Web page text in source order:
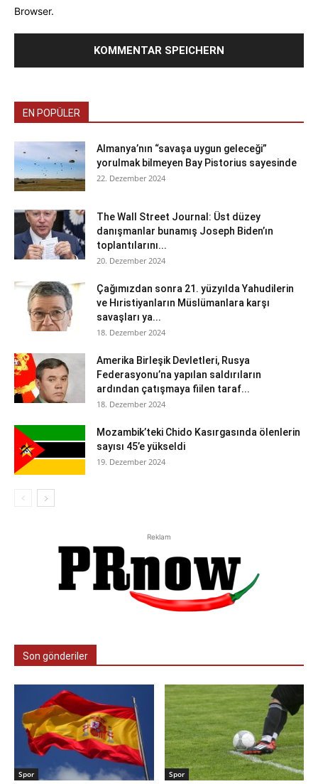
Browser.
EN POPÜLER
Almanya’nın “savaşa uygun geleceği”
yorulmak bilmeyen Bay Pistorius sayesinde
22. Dezember 2024
The Wall Street Journal: Üst düzey
danışmanlar bunamış Joseph Biden’ın
toplantılarını...
20. Dezember 2024
Çağımızdan sonra 21. yüzyılda Yahudilerin
ve Hıristiyanların Müslümanlara karşı
savaşları ya...
18. Dezember 2024
Amerika Birleşik Devletleri, Rusya
Federasyonu’na yapılan saldırıların
ardından çatışmaya fiilen taraf...
18. Dezember 2024
Mozambik’teki Chido Kasırgasında ölenlerin
sayısı 45’e yükseldi
19. Dezember 2024
Reklam
Son gönderiler
Spor Spor